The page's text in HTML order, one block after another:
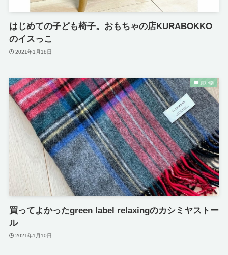
はじめての子ども椅子。おもちゃの店KURABOKKO
のイスっこ
2021年1月18日
買い物
買ってよかったgreen label relaxingのカシミヤストー
ル
2021年1月10日